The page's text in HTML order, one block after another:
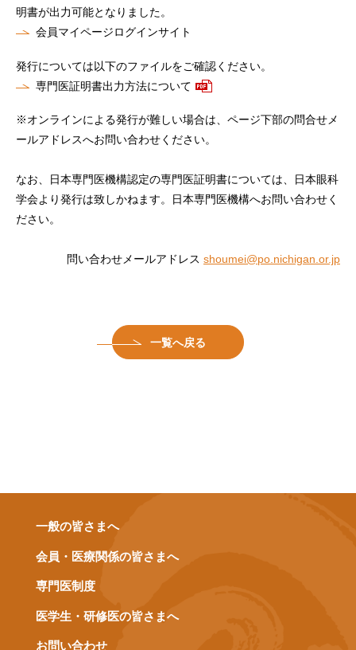
明書が出力可能となりました。
会員マイページログインサイト
発行については以下のファイルをご確認ください。
専門医証明書出力方法について
※オンラインによる発行が難しい場合は、ページ下部の問合せメ
ールアドレスへお問い合わせください。
なお、日本専門医機構認定の専門医証明書については、日本眼科
学会より発行は致しかねます。日本専門医機構へお問い合わせく
ださい。
問い合わせメールアドレス shoumei@po.nichigan.or.jp
一覧へ戻る
一般の皆さまへ
会員・医療関係の皆さまへ
専門医制度
医学生・研修医の皆さまへ
お問い合わせ